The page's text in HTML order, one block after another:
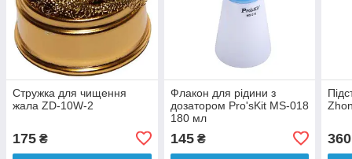
Стружка для чищення
жала ZD-10W-2
175 ₴
Флакон для рідини з
дозатором Pro'sKit MS-018
180 мл
145₴ 360